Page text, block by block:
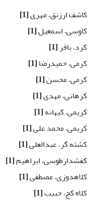
کاشف ارزنق، مهری[1]
کاوسی، اسمعیل[1]
کرد، باقر[1]
کرمی، حمیدرضا[1]
کرمی، محسن[1]
کرهانی، مهدی[1]
کریمی، کیهانه[1]
کریمی، محمد علی[1]
کشته گر، عبدالعلی[1]
کفشدارطوسی، ابراهیم[1]
کلاهدوزی، مصطفی[1]
کلاه کج، حبیب[1]